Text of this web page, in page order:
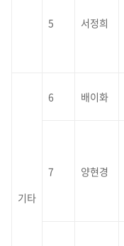
5 서정희
기타
6 배이화
7 양현경